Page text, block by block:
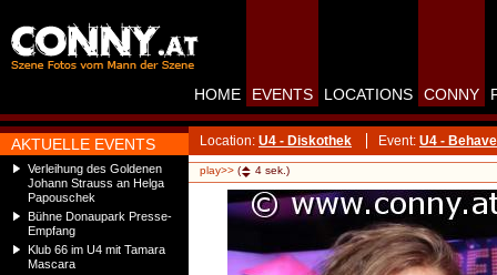
AKTUELLE EVENTS
Verleihung des Goldenen
Johann Strauss an Helga
Papouschek
Bühne Donaupark Presse-
Empfang
Klub 66 im U4 mit Tamara
Mascara
HOME EVENTS LOCATIONS CONNY
Location: U4 - Diskothek Event: U4 - Behave
play>> ( 4 sek.)